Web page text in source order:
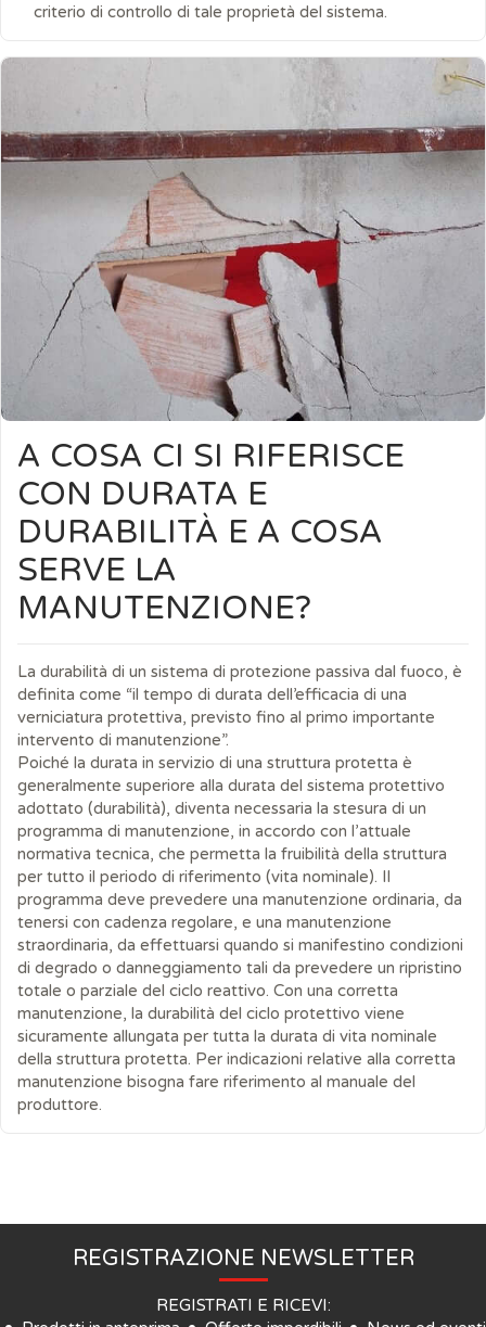
criterio di controllo di tale proprietà del sistema.
A COSA CI SI RIFERISCE
CON DURATA E
DURABILITÀ E A COSA
SERVE LA
MANUTENZIONE?
La durabilità di un sistema di protezione passiva dal fuoco, è
definita come “il tempo di durata dell’efficacia di una
verniciatura protettiva, previsto fino al primo importante
intervento di manutenzione”.
Poiché la durata in servizio di una struttura protetta è
generalmente superiore alla durata del sistema protettivo
adottato (durabilità), diventa necessaria la stesura di un
programma di manutenzione, in accordo con l’attuale
normativa tecnica, che permetta la fruibilità della struttura
per tutto il periodo di riferimento (vita nominale). Il
programma deve prevedere una manutenzione ordinaria, da
tenersi con cadenza regolare, e una manutenzione
straordinaria, da effettuarsi quando si manifestino condizioni
di degrado o danneggiamento tali da prevedere un ripristino
totale o parziale del ciclo reattivo. Con una corretta
manutenzione, la durabilità del ciclo protettivo viene
sicuramente allungata per tutta la durata di vita nominale
della struttura protetta. Per indicazioni relative alla corretta
manutenzione bisogna fare riferimento al manuale del
produttore.
REGISTRAZIONE NEWSLETTER
REGISTRATI E RICEVI: